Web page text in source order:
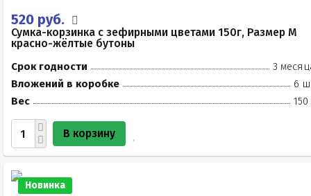
520 руб.
Сумка-корзинка с зефирными цветами 150г, Размер М
красно-жёлтые бутоны
Срок годности
3
Вложений в коробке
6
Вес
150
В корзину
Новинка